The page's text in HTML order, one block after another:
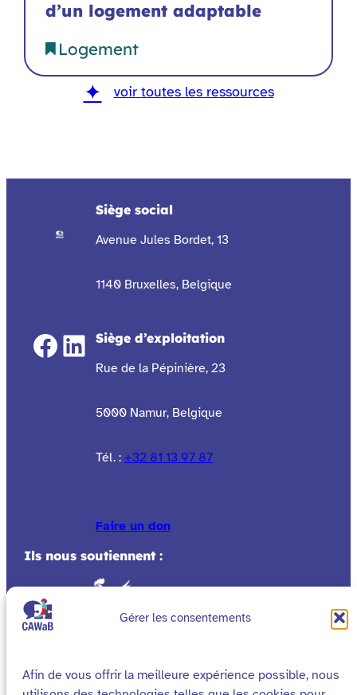
Gérer les consentements
Afin de vous offrir la meilleure expérience possible, nous
d’un logement adaptable
Logement
voir toutes les ressources
Facebook LinkedIn
Siège social
Avenue Jules Bordet, 13
1140 Bruxelles, Belgique
Siège d’exploitation
Rue de la Pépinière, 23
5000 Namur, Belgique
Tél. : +32 81 13 97 87
Faire un don
Ils nous soutiennent :